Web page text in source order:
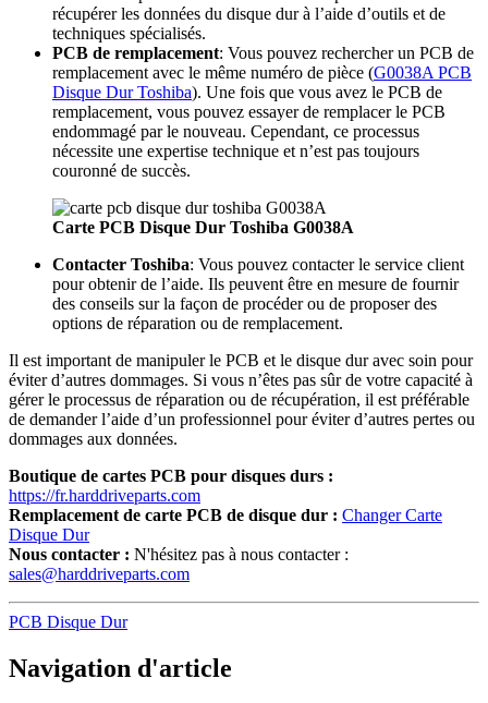
récupérer les données du disque dur à l’aide d’outils et de
techniques spécialisés.
PCB de remplacement: Vous pouvez rechercher un PCB de
remplacement avec le même numéro de pièce (G0038A PCB
Disque Dur Toshiba). Une fois que vous avez le PCB de
remplacement, vous pouvez essayer de remplacer le PCB
endommagé par le nouveau. Cependant, ce processus
nécessite une expertise technique et n’est pas toujours
couronné de succès.
Carte PCB Disque Dur Toshiba G0038A
Contacter Toshiba: Vous pouvez contacter le service client
pour obtenir de l’aide. Ils peuvent être en mesure de fournir
des conseils sur la façon de procéder ou de proposer des
options de réparation ou de remplacement.
Il est important de manipuler le PCB et le disque dur avec soin pour
éviter d’autres dommages. Si vous n’êtes pas sûr de votre capacité à
gérer le processus de réparation ou de récupération, il est préférable
de demander l’aide d’un professionnel pour éviter d’autres pertes ou
dommages aux données.
Boutique de cartes PCB pour disques durs :
https://fr.harddriveparts.com
Remplacement de carte PCB de disque dur : Changer Carte
Disque Dur
Nous contacter : N'hésitez pas à nous contacter :
sales@harddriveparts.com
PCB Disque Dur
Navigation d'article